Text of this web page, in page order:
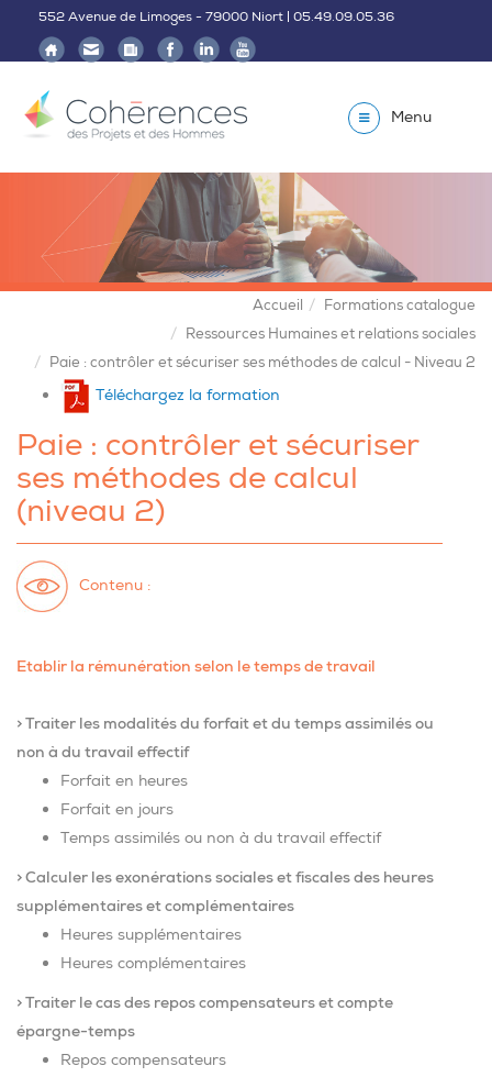
552 Avenue de Limoges - 79000 Niort | 05.49.09.05.36
Menu
Accueil
Formations catalogue
Ressources Humaines et relations sociales
Paie : contrôler et sécuriser ses méthodes de calcul - Niveau 2
Téléchargez la formation
Paie : contrôler et sécuriser
ses méthodes de calcul
(niveau 2)
Contenu :
Etablir la rémunération selon le temps de travail
> Traiter les modalités du forfait et du temps assimilés ou
non à du travail effectif
Forfait en heures
Forfait en jours
Temps assimilés ou non à du travail effectif
> Calculer les exonérations sociales et fiscales des heures
supplémentaires et complémentaires
Heures supplémentaires
Heures complémentaires
> Traiter le cas des repos compensateurs et compte
épargne-temps
Repos compensateurs